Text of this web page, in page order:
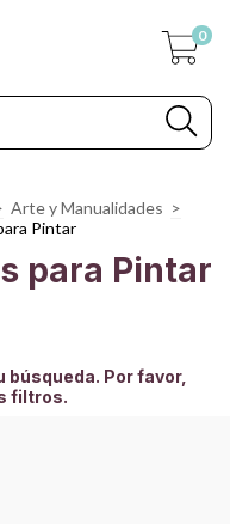
0
Arte y Manualidades >
Pintar
para Pintar
Por favor,
filtros.